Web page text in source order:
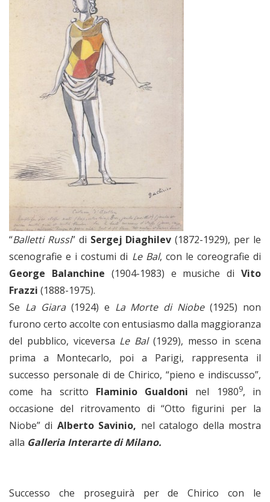
“Balletti Russi” di Sergej Diaghilev(1872-1929), per le
scenografie e i costumi di Le Bal, con le coreografie di
George Balanchine (1904-1983) e musiche diVito
Frazzi (1888-1975).
Se La Giara(1924) e La Morte di Niobe(1925) non
furono certo accolte con entusiasmo dalla maggioranza
del pubblico, viceversa Le Bal(1929), messo in scena
prima a Montecarlo, poi a Parigi, rappresenta il
successo personale di de Chirico, “pieno e indiscusso”,
come ha scritto Flaminio Gualdoni nel 19809, in
occasione del ritrovamento di “Otto figurini per la
Niobe” di Alberto Savinio, nel catalogo della mostra
alla Galleria Interarte di Milano.
Successo che proseguirà per de Chirico con le